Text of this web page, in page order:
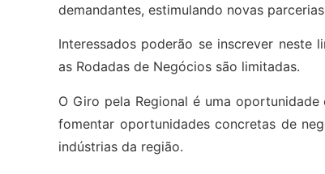
demandantes, estimulando novas
Interessados poderão se inscrever neste
as Rodadas de Negócios são limitadas.
O Giro pela Regional é uma
fomentar oportunidades concretas de
indústrias da região.